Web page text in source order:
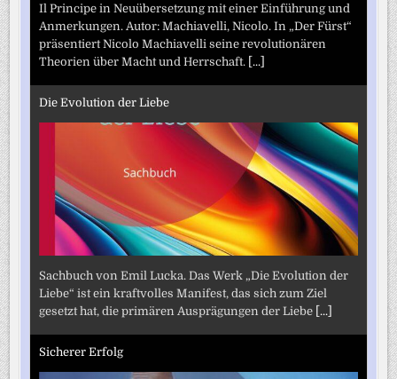
Il Principe in Neuübersetzung mit einer Einführung und
Anmerkungen. Autor: Machiavelli, Nicolo. In „Der Fürst“
präsentiert Nicolo Machiavelli seine revolutionären
Theorien über Macht und Herrschaft.
[...]
Die Evolution der Liebe
Sachbuch von Emil Lucka. Das Werk „Die Evolution der
Liebe“ ist ein kraftvolles Manifest, das sich zum Ziel
gesetzt hat, die primären Ausprägungen der Liebe [...]
Sicherer Erfolg